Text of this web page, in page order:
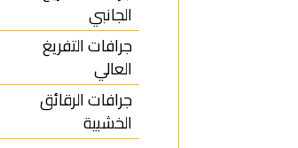
الجانبي
جرافات التفريغ
العالي
جرافات الرقائق
الخشبية